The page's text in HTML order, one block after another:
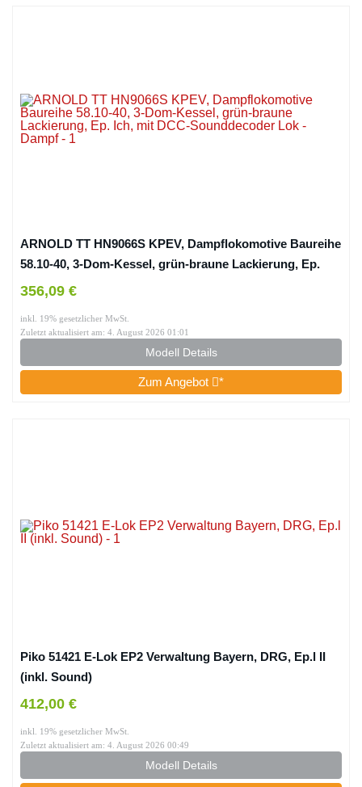
ARNOLD TT HN9066S KPEV, Dampflokomotive Baureihe
58.10-40, 3-Dom-Kessel, grün-braune Lackierung, Ep.
Ich, mit DCC-Sounddecoder Lok – Dampf
356,09 €
inkl. 19% gesetzlicher MwSt.
Zuletzt aktualisiert am: 4. August 2026 01:01
Modell Details
Zum Angebot *
Piko 51421 E-Lok EP2 Verwaltung Bayern, DRG, Ep.l II
(inkl. Sound)
412,00 €
inkl. 19% gesetzlicher MwSt.
Zuletzt aktualisiert am: 4. August 2026 00:49
Modell Details